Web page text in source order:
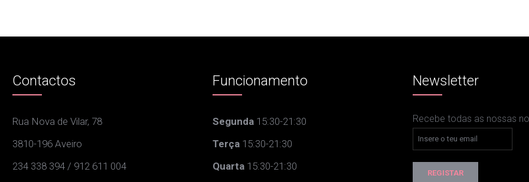
Contactos
Rua Nova de Vilar, 78
3810-196 Aveiro
234 338 394 / 912 611 004
Funcionamento
Segunda 15:30-21:30
Terça 15:30-21:30
Quarta 15:30-21:30
Newsletter
Recebe todas as nossas